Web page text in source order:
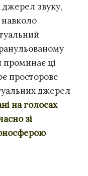
джерел звуку,
проминає ці
просторове
джерел
на голосах
зі